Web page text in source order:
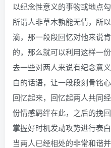
以纪念性意义的事物或地点
所谓人非草木孰能无情，所
滴，那一段段回忆对他来说
的，那么就可以利用这样一
去一些对两人来说有纪念意
白的话语，让一段段刻骨铭
回忆起来，回忆起两人共同
份情感羁绊在此，之后的挽回
掌握好时机发动攻势进行表白
当两人已经相处的非常和谐